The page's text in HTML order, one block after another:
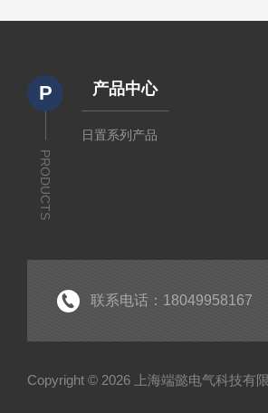
P
PRODUCTS
产品中心
日置系列产品
联系电话：18049958167
Copyright © 2026 上海端懿电气科技有